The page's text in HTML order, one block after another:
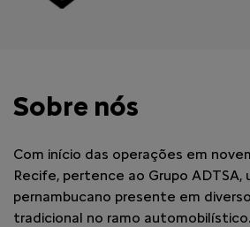
Sobre nós
Com início das operações em
Recife, pertence ao Grupo ADTSA,
pernambucano presente em
tradicional no ramo automobilístico.